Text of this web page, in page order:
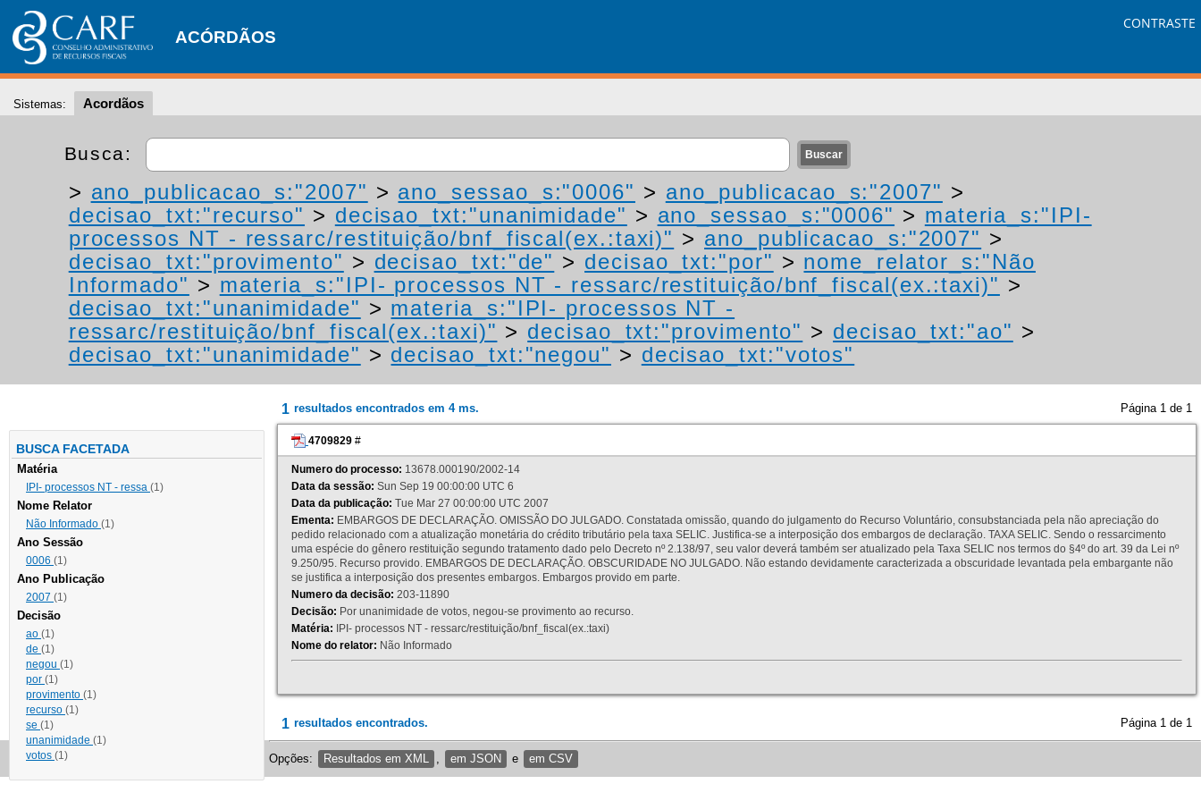
ACÓRDÃOS
CONTRASTE
Sistemas: Acordãos
Busca:
> ano_publicacao_s:"2007" > ano_sessao_s:"0006" > ano_publicacao_s:"2007" >
decisao_txt:"recurso" > decisao_txt:"unanimidade" > ano_sessao_s:"0006" > materia_s:"IPI-
processos NT - ressarc/restituição/bnf_fiscal(ex.:taxi)" > ano_publicacao_s:"2007" >
decisao_txt:"provimento" > decisao_txt:"de" > decisao_txt:"por" > nome_relator_s:"Não
Informado" > materia_s:"IPI- processos NT - ressarc/restituição/bnf_fiscal(ex.:taxi)" >
decisao_txt:"unanimidade" > materia_s:"IPI- processos NT -
ressarc/restituição/bnf_fiscal(ex.:taxi)" > decisao_txt:"provimento" > decisao_txt:"ao" >
decisao_txt:"unanimidade" > decisao_txt:"negou" > decisao_txt:"votos"
BUSCA FACETADA
Matéria
IPI- processos NT - ressa (1)
Nome Relator
Não Informado (1)
Ano Sessão
0006 (1)
Ano Publicação
2007 (1)
Decisão
ao (1)
de (1)
negou (1)
por (1)
provimento (1)
recurso (1)
se (1)
unanimidade (1)
votos (1)
1 resultados encontrados em 4 ms. Página 1 de 1
4709829 #
Numero do processo: 13678.000190/2002-14
Data da sessão: Sun Sep 19 00:00:00 UTC 6
Data da publicação: Tue Mar 27 00:00:00 UTC 2007
Ementa: EMBARGOS DE DECLARAÇÃO. OMISSÃO DO JULGADO. Constatada omissão, quando do julgamento do Recurso Voluntário, consubstanciada pela não apreciação do
pedido relacionado com a atualização monetária do crédito tributário pela taxa SELIC. Justifica-se a interposição dos embargos de declaração. TAXA SELIC. Sendo o ressarcimento
uma espécie do gênero restituição segundo tratamento dado pelo Decreto nº 2.138/97, seu valor deverá também ser atualizado pela Taxa SELIC nos termos do §4º do art. 39 da Lei nº
9.250/95. Recurso provido. EMBARGOS DE DECLARAÇÃO. OBSCURIDADE NO JULGADO. Não estando devidamente caracterizada a obscuridade levantada pela embargante não
se justifica a interposição dos presentes embargos. Embargos provido em parte.
Numero da decisão: 203-11890
Decisão: Por unanimidade de votos, negou-se provimento ao recurso.
Matéria: IPI- processos NT - ressarc/restituição/bnf_fiscal(ex.:taxi)
Nome do relator: Não Informado
1 resultados encontrados. Página 1 de 1
Opções: Resultados em XML em JSON e em CSV